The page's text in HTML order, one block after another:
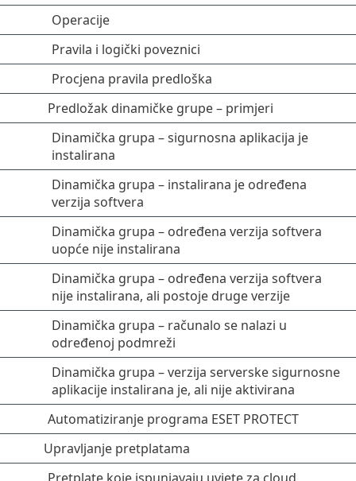
Operacije
Pravila i logički poveznici
Procjena pravila predloška
Predložak dinamičke grupe – primjeri
Dinamička grupa – sigurnosna aplikacija je
instalirana
Dinamička grupa – instalirana je određena
verzija softvera
Dinamička grupa – određena verzija softvera
uopće nije instalirana
Dinamička grupa – određena verzija softvera
nije instalirana, ali postoje druge verzije
Dinamička grupa – računalo se nalazi u
određenoj podmreži
Dinamička grupa – verzija serverske sigurnosne
aplikacije instalirana je, ali nije aktivirana
Automatiziranje programa ESET PROTECT
Upravljanje pretplatama